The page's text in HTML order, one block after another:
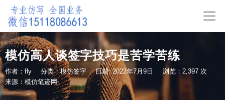
模仿高人谈签字技巧是苦学苦练
作者：fly 分类：模仿签字 日期: 2022年7月9日
浏览：2,397 次
来源： 模仿笔迹网